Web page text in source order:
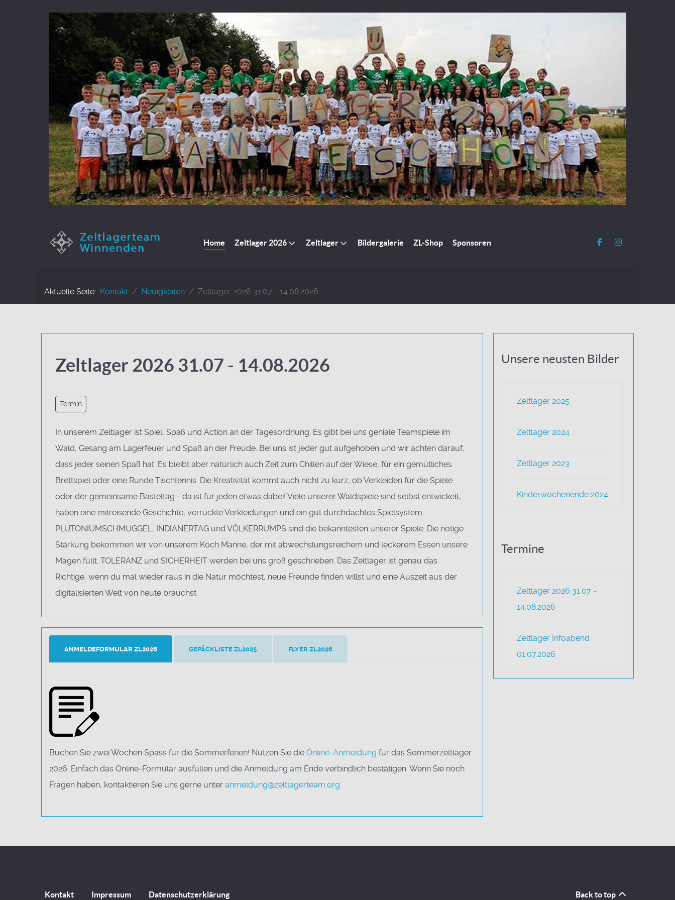
Home Zeltlager 2026 Zeltlager Bildergalerie ZL-Shop Sponsoren
Aktuelle Seite: Kontakt Neuigkeiten Zeltlager 2026 31.07 - 14.08.2026
Zeltlager 2026 31.07 - 14.08.2026
Termin
In unserem Zeltlager ist Spiel, Spaß und Action an der Tagesordnung. Es gibt bei uns geniale Teamspiele im
Wald, Gesang am Lagerfeuer und Spaß an der Freude. Bei uns ist jeder gut aufgehoben und wir achten darauf,
dass jeder seinen Spaß hat. Es bleibt aber natürlich auch Zeit zum Chillen auf der Wiese, für ein gemütliches
Brettspiel oder eine Runde Tischtennis. Die Kreativität kommt auch nicht zu kurz, ob Verkleiden für die Spiele
oder der gemeinsame Basteltag - da ist für jeden etwas dabei! Viele unserer Waldspiele sind selbst entwickelt,
haben eine mitreisende Geschichte, verrückte Verkleidungen und ein gut durchdachtes Spielsystem.
PLUTONIUMSCHMUGGEL, INDIANERTAG und VÖLKERRUMPS sind die bekanntesten unserer Spiele. Die nötige
Stärkung bekommen wir von unserem Koch Manne, der mit abwechslungsreichem und leckerem Essen unsere
Mägen füllt. TOLERANZ und SICHERHEIT werden bei uns groß geschrieben. Das Zeltlager ist genau das
Richtige, wenn du mal wieder raus in die Natur möchtest, neue Freunde finden willst und eine Auszeit aus der
digitalisierten Welt von heute brauchst.
ANMELDEFORMULAR ZL2026 GEPÄCKLISTE ZL2025 FLYER ZL2026
Buchen Sie zwei Wochen Spass für die Sommerferien! Nutzen Sie die Online-Anmeldung für das Sommerzeltlager
2026. Einfach das Online-Formular ausfüllen und die Anmeldung am Ende verbindlich bestätigen. Wenn Sie noch
Fragen haben, kontaktieren Sie uns gerne unter anmeldung@zeltlagerteam.org
Unsere neusten Bilder
Zeltlager 2025
Zeltlager 2024
Zeltlager 2023
Kinderwochenende 2024
Termine
Zeltlager 2026 31.07 -
14.08.2026
Zeltlager Infoabend
01.07.2026
Kontakt Impressum Datenschutzerklärung Back to top